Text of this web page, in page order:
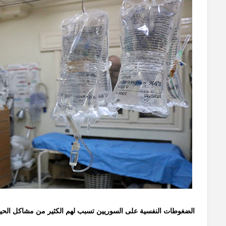
الضغوطات النفسية على السوريين تسبب لهم الكثير من مشاكل